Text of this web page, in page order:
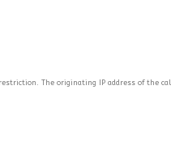
The originating IP address of the